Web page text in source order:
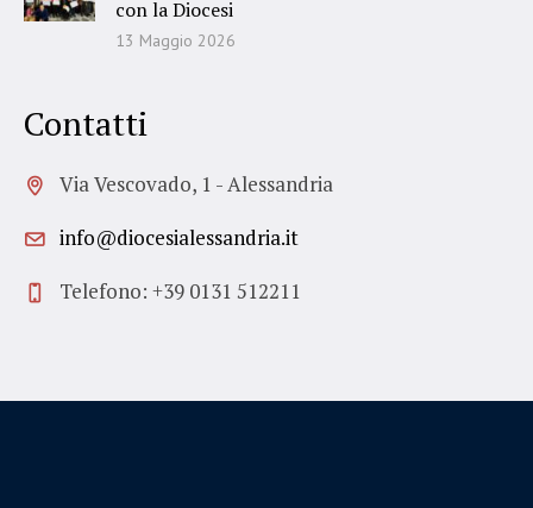
con la Diocesi
13 Maggio 2026
Contatti
Via Vescovado, 1 - Alessandria
info@diocesialessandria.it
Telefono: +39 0131 512211